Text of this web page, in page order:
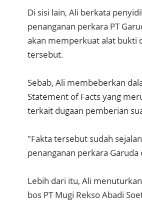
Di sisi lain, Ali berkata
penanganan perkara PT
akan memperkuat alat bukti
tersebut.
Sebab, Ali membeberkan
Statement of Facts yang
terkait dugaan pemberian
"Fakta tersebut sudah
penanganan perkara Garuda
Lebih dari itu, Ali
bos PT Mugi Rekso Abadi